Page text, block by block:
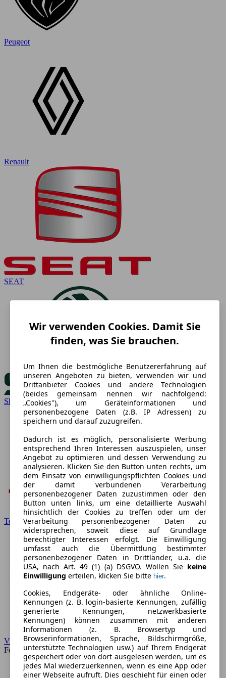
Peugeot
Renault
SEAT
Skoda
Toyota
VW
Forum
Wir verwenden Cookies. Damit Sie
finden, was Sie brauchen.
Um Ihnen die bestmögliche Benutzererfahrung auf
unseren Angeboten zu bieten, verwenden wir und
Drittanbieter Cookies und andere Technologien
(beides gemeinsam nennen wir nachfolgend:
„Cookies"), um Geräteinformationen und
personenbezogene Daten (z.B. IP Adressen) zu
speichern und darauf zuzugreifen.
Dadurch ist es möglich, personalisierte Werbung
entsprechend Ihren Interessen auszuspielen, unser
Angebot zu optimieren und dessen Verwendung zu
analysieren. Klicken Sie den Button unten rechts, um
dem Einsatz von einwilligungspflichten Cookies und
der damit verbundenen Verarbeitung
personenbezogener Daten zuzustimmen oder den
Button unten links, um eine detaillierte Auswahl
hinsichtlich der Cookies zu treffen oder um der
Verarbeitung personenbezogener Daten zu
widersprechen, soweit diese auf Grundlage
berechtigter Interessen erfolgt. Die Einwilligung
umfasst auch die Übermittlung bestimmter
personenbezogener Daten in Drittländer, u.a. die
USA, nach Art. 49 (1) (a) DSGVO. Wollen Sie keine
Einwilligung erteilen, klicken Sie bitte hier.
Cookies, Endgeräte- oder ähnliche Online-
Kennungen (z. B. login-basierte Kennungen, zufällig
generierte Kennungen, netzwerkbasierte
Kennungen) können zusammen mit anderen
Informationen (z. B. Browsertyp und
Browserinformationen, Sprache, Bildschirmgröße,
unterstützte Technologien usw.) auf Ihrem Endgerät
gespeichert oder von dort ausgelesen werden, um es
jedes Mal wiederzuerkennen, wenn es eine App oder
einer Webseite aufruft. Dies geschieht für einen oder